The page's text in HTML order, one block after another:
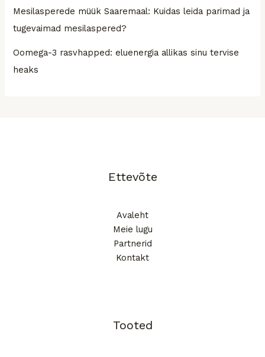
Mesilasperede müük Saaremaal: Kuidas leida parimad ja
tugevaimad mesilaspered?
Oomega-3 rasvhapped: eluenergia allikas sinu tervise
heaks
Ettevõte
Avaleht
Meie lugu
Partnerid
Kontakt
Tooted